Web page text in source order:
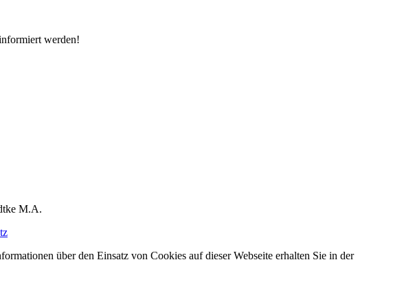
werden!
M.A.
über den Einsatz von Cookies auf dieser Webseite erhalten Sie in der